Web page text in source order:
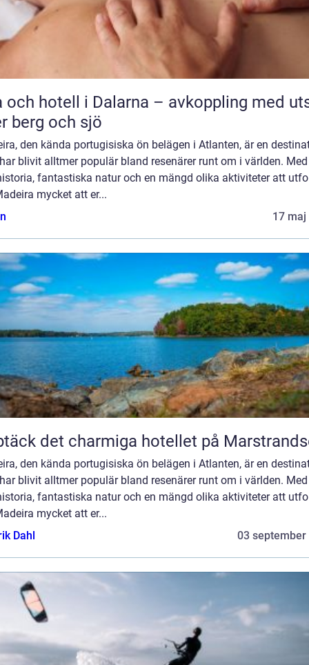
och hotell i Dalarna – avkoppling med
berg och sjö
den kända portugisiska ön belägen i Atlanten, är en
blivit alltmer populär bland resenärer runt om i världen.
fantastiska natur och en mängd olika aktiviteter att
mycket att er...
17 maj
det charmiga hotellet på
den kända portugisiska ön belägen i Atlanten, är en
blivit alltmer populär bland resenärer runt om i världen.
fantastiska natur och en mängd olika aktiviteter att
mycket att er...
Dahl
03 september